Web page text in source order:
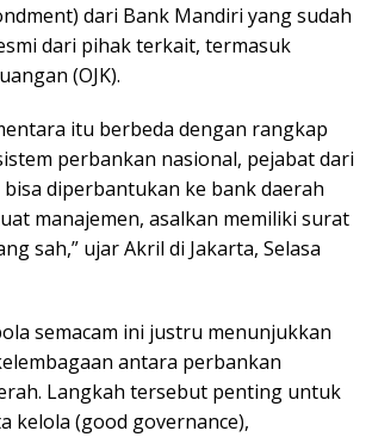
dari Bank Mandiri yang sudah
dari pihak terkait, termasuk
(OJK).
itu berbeda dengan rangkap
perbankan nasional, pejabat dari
diperbantukan ke bank daerah
manajemen, asalkan memiliki surat
sah,” ujar Akril di Jakarta, Selasa
semacam ini justru menunjukkan
antara perbankan
Langkah tersebut penting untuk
kelola (good governance),